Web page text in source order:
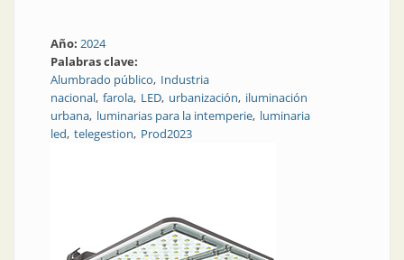
Año: 2024
Palabras clave:
Alumbrado público Industria
nacional farola LED urbanización iluminación
urbana luminarias para la intemperie luminaria
led telegestion Prod2023